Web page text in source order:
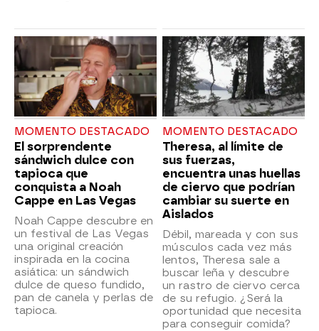
MOMENTO DESTACADO
El sorprendente
sándwich dulce con
tapioca que
conquista a Noah
Cappe en Las Vegas
Noah Cappe descubre en
un festival de Las Vegas
una original creación
inspirada en la cocina
asiática: un sándwich
dulce de queso fundido,
pan de canela y perlas de
tapioca.
MOMENTO DESTACADO
Theresa, al límite de
sus fuerzas,
encuentra unas huellas
de ciervo que podrían
cambiar su suerte en
Aislados
Débil, mareada y con sus
músculos cada vez más
lentos, Theresa sale a
buscar leña y descubre
un rastro de ciervo cerca
de su refugio. ¿Será la
oportunidad que necesita
para conseguir comida?